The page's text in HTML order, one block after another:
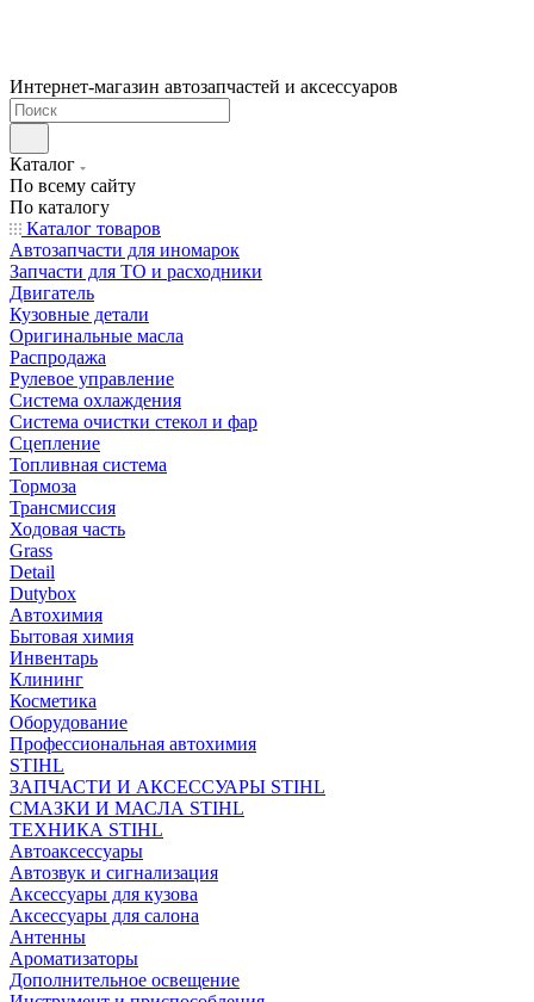
Интернет-магазин автозапчастей и аксессуаров
Каталог
По всему сайту
По каталогу
Каталог товаров
Автозапчасти для иномарок
Запчасти для ТО и расходники
Двигатель
Кузовные детали
Оригинальные масла
Распродажа
Рулевое управление
Система охлаждения
Система очистки стекол и фар
Сцепление
Топливная система
Тормоза
Трансмиссия
Ходовая часть
Grass
Detail
Dutybox
Автохимия
Бытовая химия
Инвентарь
Клининг
Косметика
Оборудование
Профессиональная автохимия
STIHL
ЗАПЧАСТИ И АКСЕССУАРЫ STIHL
СМАЗКИ И МАСЛА STIHL
ТЕХНИКА STIHL
Автоаксессуары
Автозвук и сигнализация
Аксессуары для кузова
Аксессуары для салона
Антенны
Ароматизаторы
Дополнительное освещение